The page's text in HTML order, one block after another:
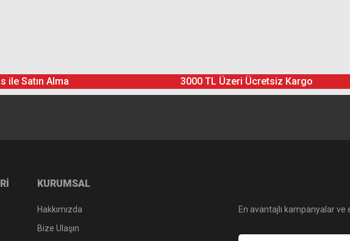
ile Satın Alma 3000 TL Üzeri Ücretsiz Kargo
KURUMSAL
Hakkımızda
Bize Ulaşın
En avantajlı kampanyalar